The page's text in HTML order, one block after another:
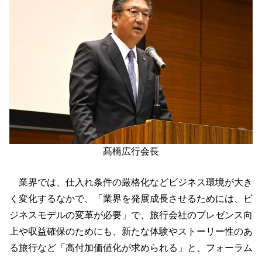
髙橋広行会長
業界では、仕入れ条件の厳格化などビジネス環境が大き
く変化するなかで、「業界を発展成長させるためには、ビ
ジネスモデルの変革が必要」で、旅行会社のプレゼンス向
上や収益確保のためにも、新たな体験やストーリー性のあ
る旅行など「高付加価値化が求められる」と、フォーラム